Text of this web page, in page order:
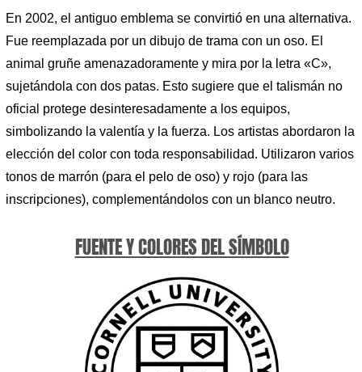
En 2002, el antiguo emblema se convirtió en una alternativa.
Fue reemplazada por un dibujo de trama con un oso. El
animal gruñe amenazadoramente y mira por la letra «C»,
sujetándola con dos patas. Esto sugiere que el talismán no
oficial protege desinteresadamente a los equipos,
simbolizando la valentía y la fuerza. Los artistas abordaron la
elección del color con toda responsabilidad. Utilizaron varios
tonos de marrón (para el pelo de oso) y rojo (para las
inscripciones), complementándolos con un blanco neutro.
FUENTE Y COLORES DEL SÍMBOLO